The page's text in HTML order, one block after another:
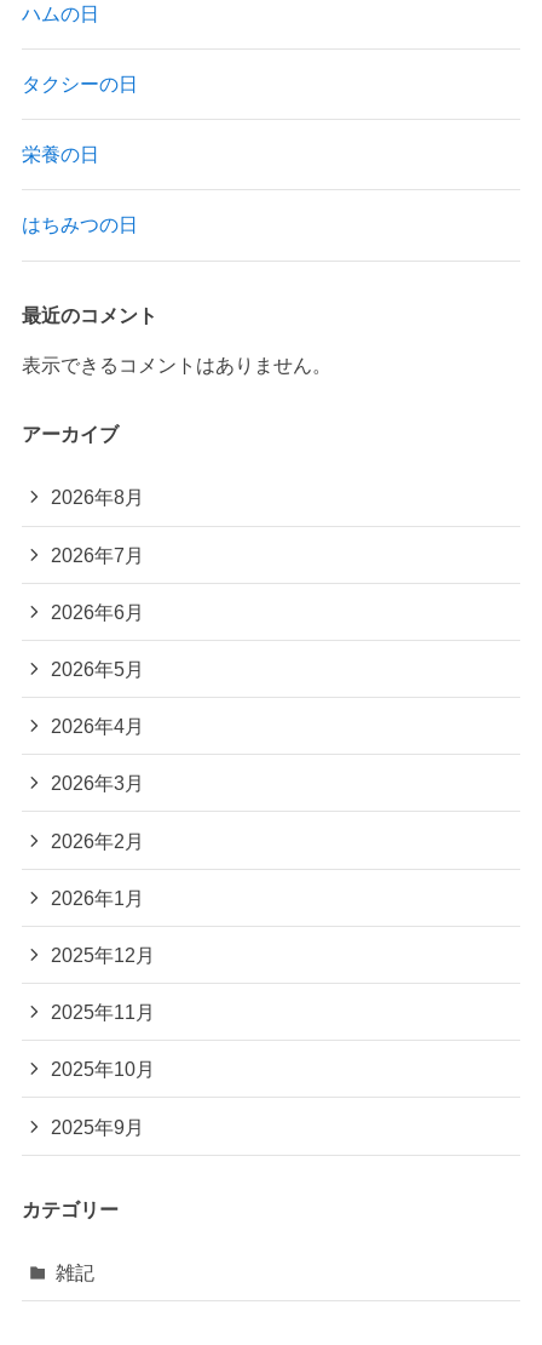
ハムの日
タクシーの日
栄養の日
はちみつの日
最近のコメント
表示できるコメントはありません。
アーカイブ
2026年8月
2026年7月
2026年6月
2026年5月
2026年4月
2026年3月
2026年2月
2026年1月
2025年12月
2025年11月
2025年10月
2025年9月
カテゴリー
雑記